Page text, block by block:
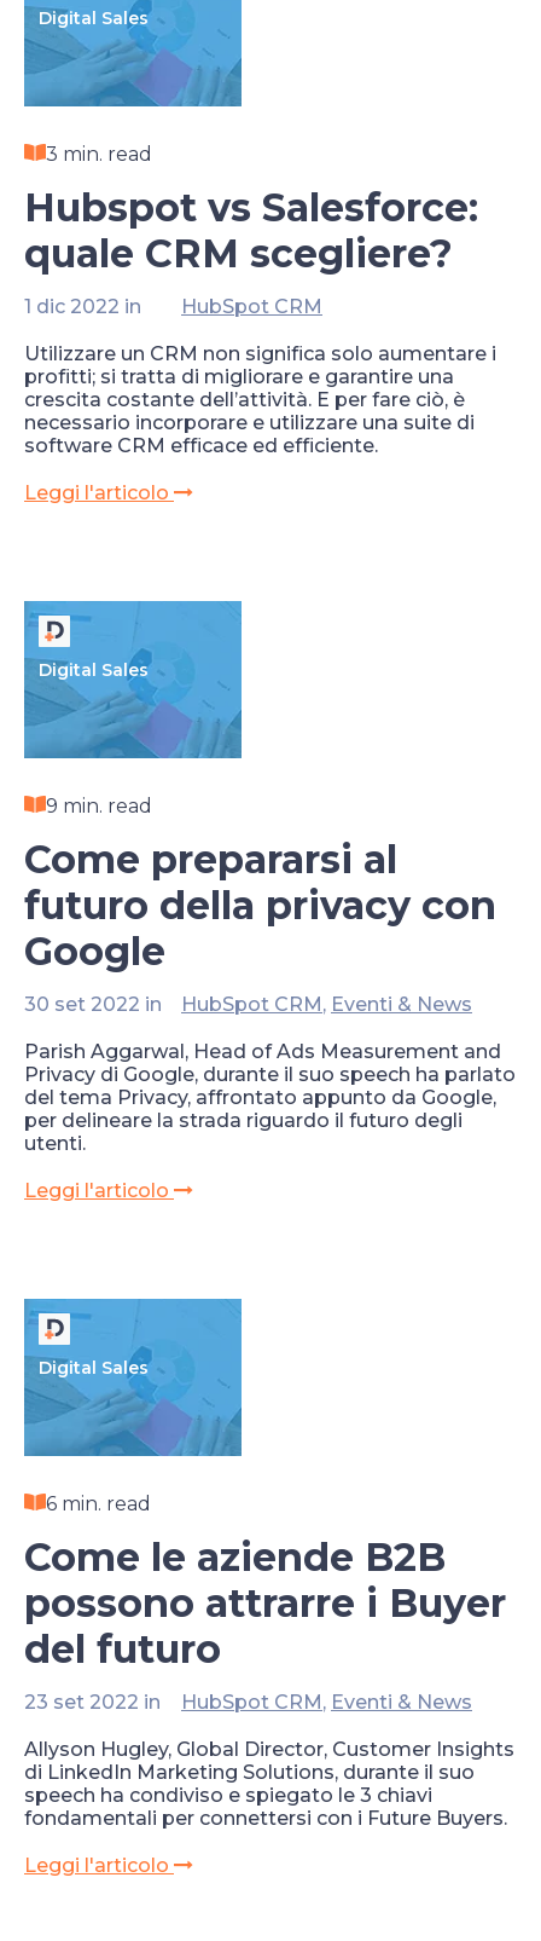
Digital Sales
3 min. read
Hubspot vs Salesforce:
quale CRM scegliere?
1 dic 2022 in HubSpot CRM
Utilizzare un CRM non significa solo aumentare i
profitti; si tratta di migliorare e garantire una
crescita costante dell’attività. E per fare ciò, è
necessario incorporare e utilizzare una suite di
software CRM efficace ed efficiente.
Leggi l'articolo
Digital Sales
9 min. read
Come prepararsi al
futuro della privacy con
Google
30 set 2022 in HubSpot CRM, Eventi & News
Parish Aggarwal, Head of Ads Measurement and
Privacy di Google, durante il suo speech ha parlato
del tema Privacy, affrontato appunto da Google,
per delineare la strada riguardo il futuro degli
utenti.
Leggi l'articolo
Digital Sales
6 min. read
Come le aziende B2B
possono attrarre i Buyer
del futuro
23 set 2022 in HubSpot CRM, Eventi & News
Allyson Hugley, Global Director, Customer Insights
di LinkedIn Marketing Solutions, durante il suo
speech ha condiviso e spiegato le 3 chiavi
fondamentali per connettersi con i Future Buyers.
Leggi l'articolo